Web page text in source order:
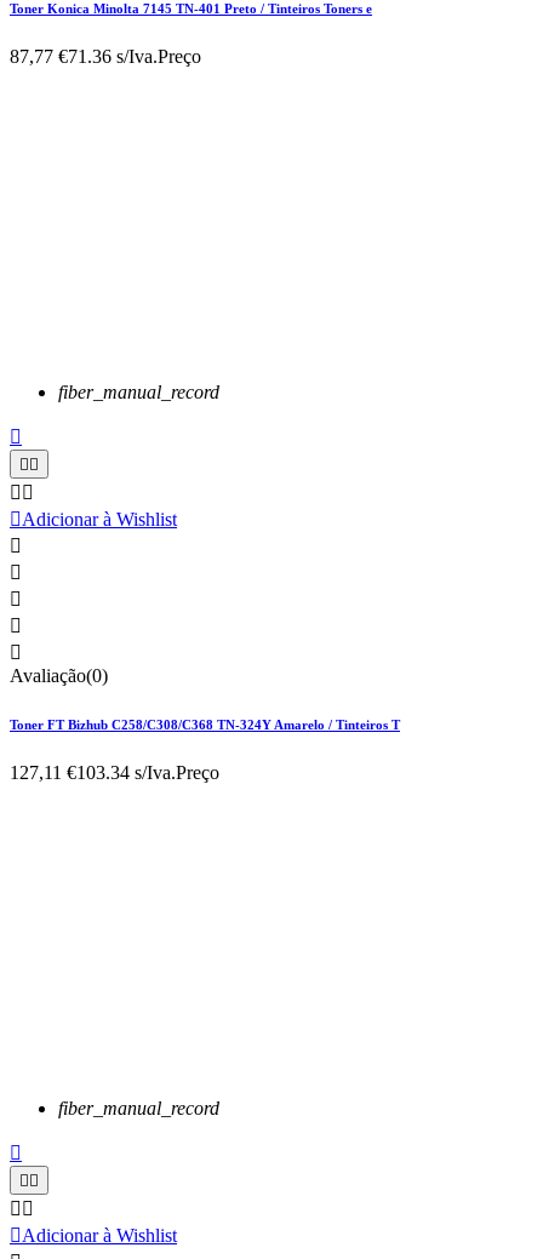
Toner Konica Minolta 7145 TN-401 Preto / Tinteiros Toners e
87,77 €71.36 s/Iva.Preço
fiber_manual_record

 
 
Adicionar à Wishlist





Avaliação(0)
Toner FT Bizhub C258/C308/C368 TN-324Y Amarelo / Tinteiros T
127,11 €103.34 s/Iva.Preço
fiber_manual_record

 
 
Adicionar à Wishlist